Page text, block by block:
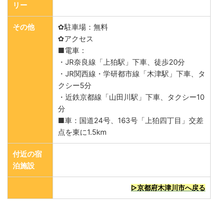
リー
その他
✿駐車場：無料
✿アクセス
■電車：
・JR奈良線「上狛駅」下車、徒歩20分
・JR関西線・学研都市線「木津駅」下車、タ
クシー5分
・近鉄京都線「山田川駅」下車、タクシー10
分
■車：国道24号、163号「上狛四丁目」交差
点を東に1.5km
付近の宿
泊施設
▷京都府木津川市へ戻る